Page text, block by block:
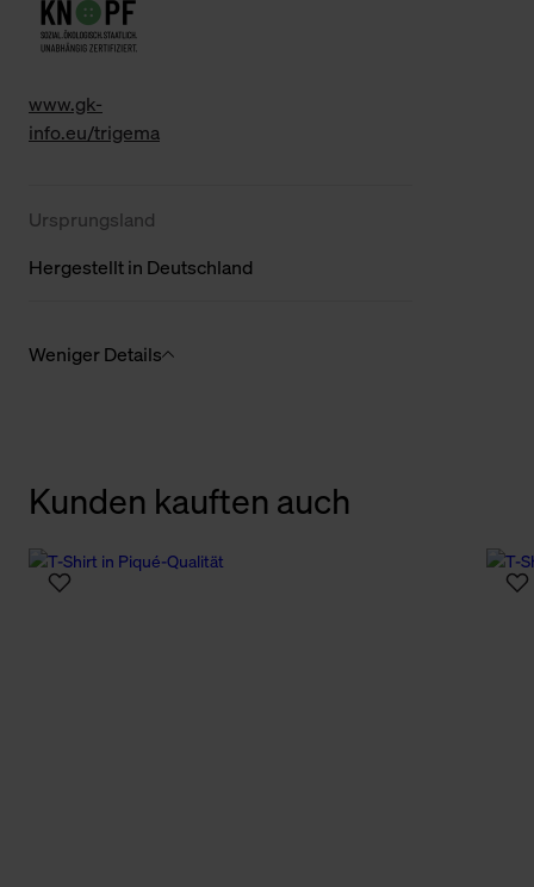
www.gk-
info.eu/trigema
Ursprungsland
Hergestellt in Deutschland
Weniger Details
Kunden kauften auch